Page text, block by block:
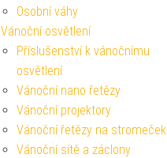
Osobní váhy
Vánoční osvětlení
Příslušenství k vánočnímu
osvětlení
Vánoční nano řetězy
Vánoční projektory
Vánoční řetězy na stromeček
Vánoční sítě a záclony